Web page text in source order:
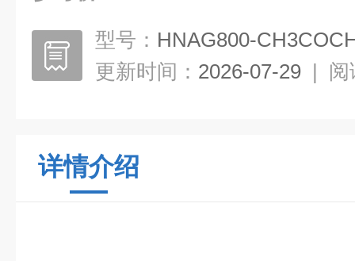
型号： HNAG800-
更新时间： 2026-07-29 | 阅
详情介绍